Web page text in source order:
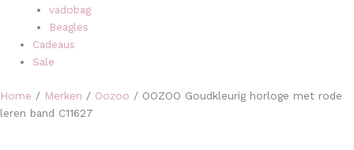
vadobag
Beagles
Cadeaus
Sale
Home / Merken / Oozoo / OOZOO Goudkleurig horloge met rode
leren band C11627